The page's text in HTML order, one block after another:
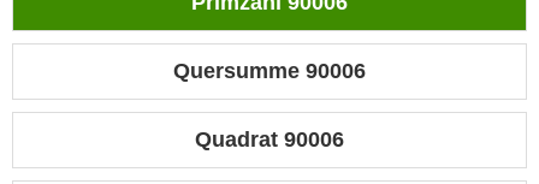
Quersumme 90006
Quadrat 90006